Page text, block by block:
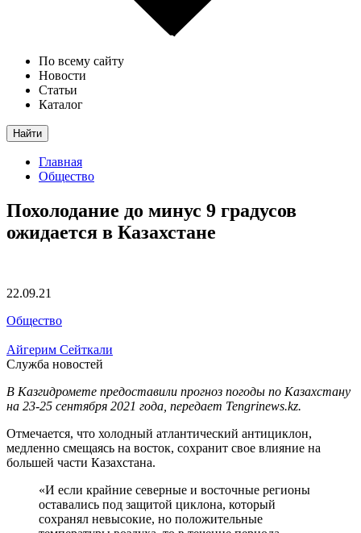
По всему сайту
Новости
Статьи
Каталог
Найти
Главная
Общество
Похолодание до минус 9 градусов
ожидается в Казахстане
22.09.21
Общество
Айгерим Сейткали
Служба новостей
В Казгидромете предоставили прогноз погоды по Казахстану
на 23-25 сентября 2021 года, передает Tengrinews.kz.
Отмечается, что холодный атлантический антициклон,
медленно смещаясь на восток, сохранит свое влияние на
большей части Казахстана.
«И если крайние северные и восточные регионы
оставались под защитой циклона, который
сохранял невысокие, но положительные